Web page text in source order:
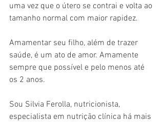
uma vez que o útero se contrai e volta ao
tamanho normal com maior rapidez.
Amamentar seu filho, além de trazer
saúde, é um ato de amor. Amamente
sempre que possível e pelo menos até
os 2 anos.
Sou Silvia Ferolla, nutricionista,
especialista em nutrição clínica há mais